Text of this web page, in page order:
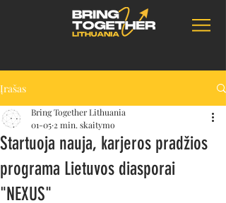
Įrašas
Startuoja nauja, karjeros pradžios
programa Lietuvos diasporai
"NEXUS"
Bring Together Lithuania
01-05 2 min. skaitymo